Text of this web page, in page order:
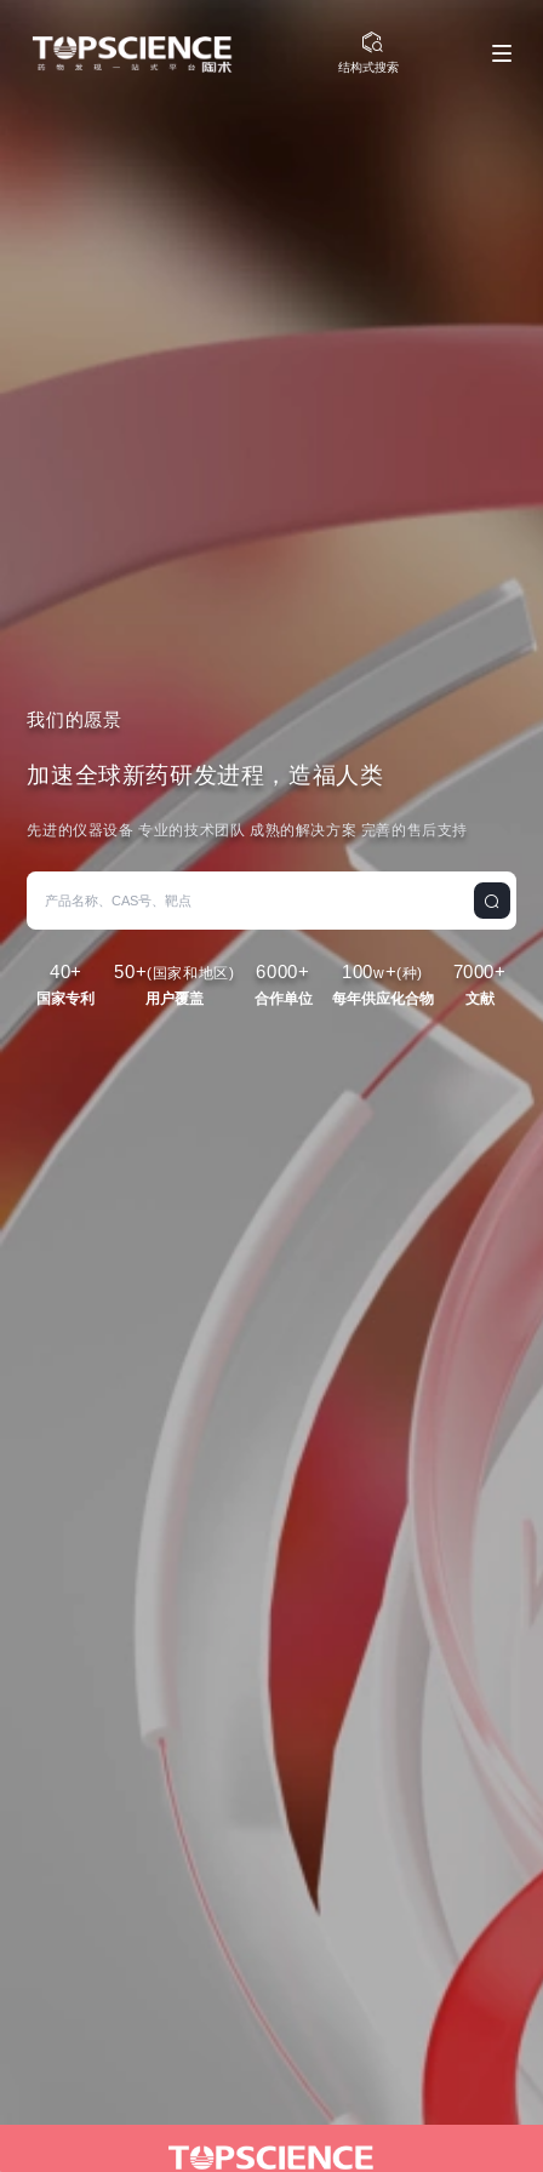
结构式搜索
我们的愿景
加速全球新药研发进程，造福人类
先进的仪器设备 专业的技术团队 成熟的解决方案 完善的售后支持
40+
国家专利
50+(国家和地区)
用户覆盖
6000+
合作单位
100w+(种)
每年供应化合物
7000+
文献